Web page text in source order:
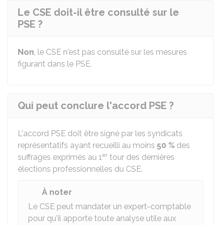
Le CSE doit-il être consulté sur le
PSE ?
Non, le CSE n'est pas consulté sur les mesures
figurant dans le PSE.
Qui peut conclure l'accord PSE ?
L'accord PSE doit être signé par les syndicats
représentatifs ayant recueilli au moins 50 % des
suffrages exprimés au 1er tour des dernières
élections professionnelles du CSE.
À noter
Le CSE peut mandater un expert-comptable
pour qu'il apporte toute analyse utile aux